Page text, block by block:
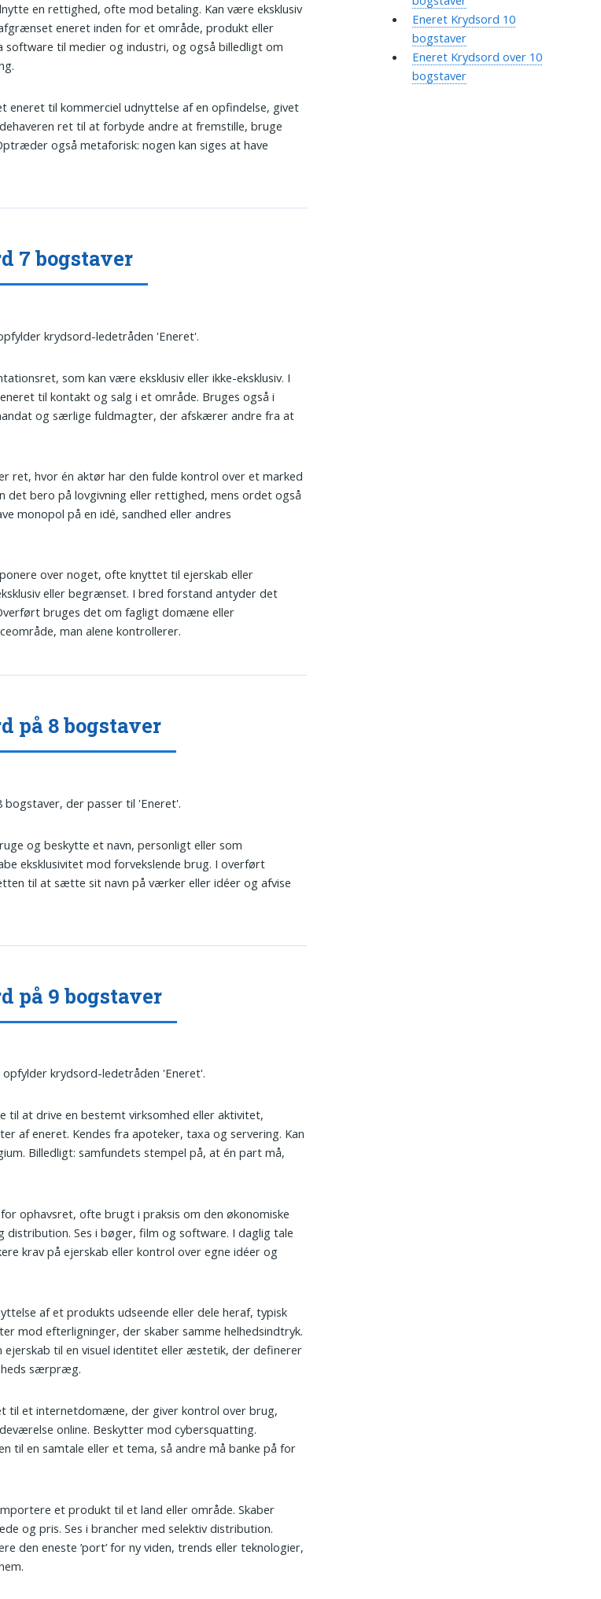
en rettighed, ofte mod betaling. Kan være eksklusiv
afgrænset eneret inden for et område, produkt eller
til medier og industri, og også billedligt om
eneret til kommerciel udnyttelse af en opfindelse, givet
ret til at forbyde andre at fremstille, bruge
også metaforisk: nogen kan siges at have
7 bogstaver
krydsord-ledetråden 'Eneret'.
som kan være eksklusiv eller ikke-eksklusiv. I
til kontakt og salg i et område. Bruges også i
og særlige fuldmagter, der afskærer andre fra at
ret, hvor én aktør har den fulde kontrol over et marked
det bero på lovgivning eller rettighed, mens ordet også
monopol på en idé, sandhed eller andres
over noget, ofte knyttet til ejerskab eller
eller begrænset. I bred forstand antyder det
bruges det om fagligt domæne eller
man alene kontrollerer.
på 8 bogstaver
der passer til 'Eneret'.
og beskytte et navn, personligt eller som
eksklusivitet mod forvekslende brug. I overført
til at sætte sit navn på værker eller idéer og afvise
på 9 bogstaver
krydsord-ledetråden 'Eneret'.
til at drive en bestemt virksomhed eller aktivitet,
af eneret. Kendes fra apoteker, taxa og servering. Kan
Billedligt: samfundets stempel på, at én part må,
ophavsret, ofte brugt i praksis om den økonomiske
Ses i bøger, film og software. I daglig tale
krav på ejerskab eller kontrol over egne idéer og
af et produkts udseende eller dele heraf, typisk
mod efterligninger, der skaber samme helhedsindtryk.
ejerskab til en visuel identitet eller æstetik, der definerer
særpræg.
til et internetdomæne, der giver kontrol over brug,
online. Beskytter mod cybersquatting.
til en samtale eller et tema, så andre må banke på for
et produkt til et land eller område. Skaber
og pris. Ses i brancher med selektiv distribution.
den eneste ’port’ for ny viden, trends eller teknologier,
Eneret Krydsord 10
bogstaver
Eneret Krydsord over 10
bogstaver